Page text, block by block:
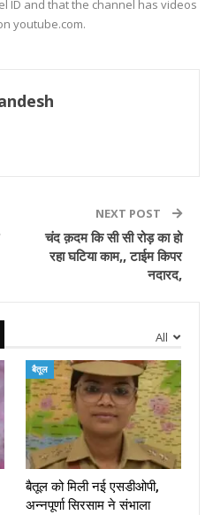
ID and that the channel has videos
youtube.com.
NEXT POST
चंद क़दम कि सी सी रोड़ का हो
रहा घटिया काम,, टाईम किपर
नदारद,
All
बैतूल
बैतूल को मिली नई एसडीओपी,
अन्नपूर्णा सिरसाम ने संभाला